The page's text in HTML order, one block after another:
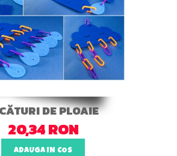
DE PLOAIE
20,34 RON
ADAUGA IN COS